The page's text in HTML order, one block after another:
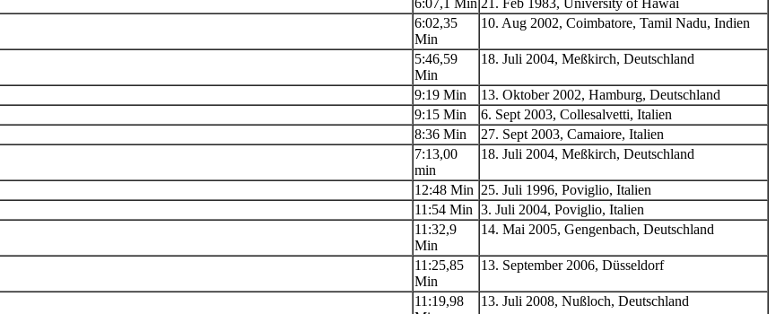
6:07,1 Min 21. Feb 1983, University of Hawai
6:02,35
Min
10. Aug 2002, Coimbatore, Tamil Nadu, Indien
5:46,59
Min
18. Juli 2004, Meßkirch, Deutschland
9:19 Min
13. Oktober 2002, Hamburg, Deutschland
9:15 Min
6. Sept 2003, Collesalvetti, Italien
8:36 Min
27. Sept 2003, Camaiore, Italien
7:13,00
min
18. Juli 2004, Meßkirch, Deutschland
12:48 Min 25. Juli 1996, Poviglio, Italien
11:54 Min 3. Juli 2004, Poviglio, Italien
11:32,9
Min
14. Mai 2005, Gengenbach, Deutschland
11:25,85
Min
13. September 2006, Düsseldorf
11:19,98
13. Juli 2008, Nußloch, Deutschland